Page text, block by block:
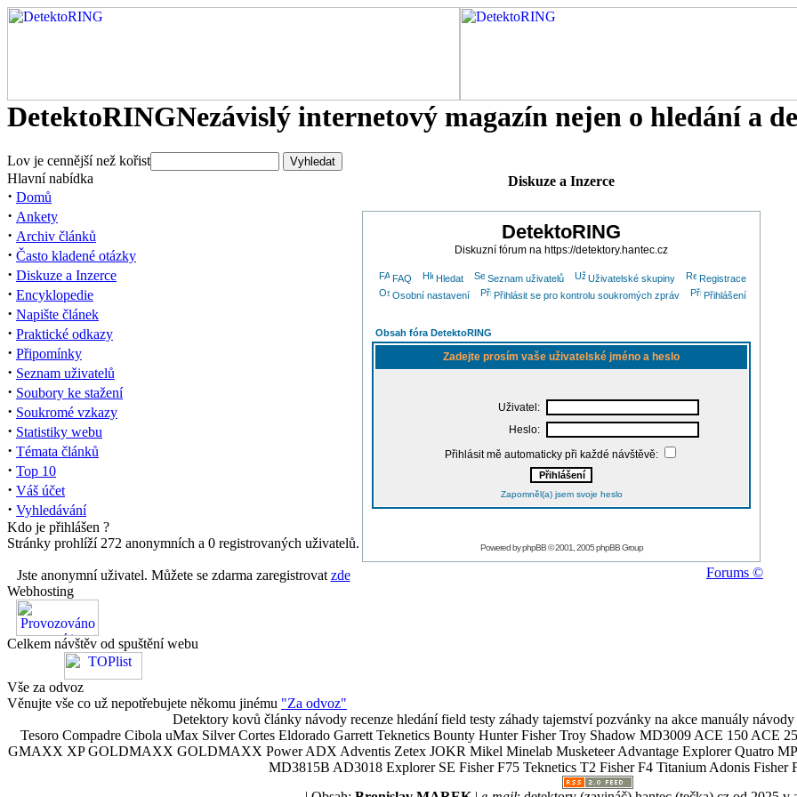
DetektoRINGNezávislý internetový magazín nejen o hledání a
Lov je cennější než kořist
Hlavní nabídka
· Domů
· Ankety
· Archiv článků
· Často kladené otázky
· Diskuze a Inzerce
· Encyklopedie
· Napište článek
· Praktické odkazy
· Připomínky
· Seznam uživatelů
· Soubory ke stažení
· Soukromé vzkazy
· Statistiky webu
· Témata článků
· Top 10
· Váš účet
· Vyhledávání
Kdo je přihlášen ?
Stránky prohlíží 272 anonymních a 0 registrovaných uživatelů.
Jste anonymní uživatel. Můžete se zdarma zaregistrovat zde
Webhosting
Celkem návštěv od spuštění webu
Vše za odvoz
Věnujte vše co už nepotřebujete někomu jinému "Za odvoz"
Diskuze a Inzerce
DetektoRING
Diskuzní fórum na https://detektory.hantec.cz
FAQ Hledat Seznam uživatelů Uživatelské skupiny
Registrace
Osobní nastavení
Přihlásit se pro kontrolu soukromých zpráv Přihlášení
Obsah fóra DetektoRING
Zadejte prosím vaše uživatelské jméno a heslo
Uživatel:
Heslo:
Přihlásit mě automaticky při každé návštěvě:
Zapomněl(a) jsem svoje heslo
Powered byphpBB© 2001, 2005 phpBB Group
Forums ©
Detektory kovů články návody recenze hledání field testy záhady tajemství pozvánky na akce manuály
Tesoro Compadre Cibola uMax Silver Cortes Eldorado Garrett Teknetics Bounty Hunter Fisher Troy Shadow MD3009 ACE 150 ACE
GMAXX XP GOLDMAXX GOLDMAXX Power ADX Adventis Zetex JOKR Mikel Minelab Musketeer Advantage Explorer Quatro
MD3815B AD3018 Explorer SE Fisher F75 Teknetics T2 Fisher F4 Titanium Adonis Fisher